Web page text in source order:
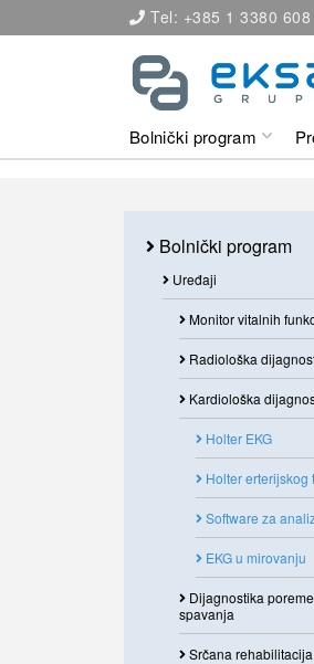
Tel: +385 1 3380 608
Bolnički program
Bolnički program
Uređaji
Monitor vitalnih
Radiološka
Kardiološka
Holter EKG
Holter erterijskog
Software za
EKG u mirovanju
Dijagnostika
spavanja
Srčana rehabilitacija